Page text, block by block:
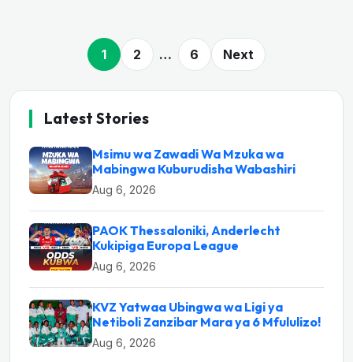
1 2 … 6 Next
Latest Stories
Msimu wa Zawadi Wa Mzuka wa
Mabingwa Kuburudisha Wabashiri
Aug 6, 2026
PAOK Thessaloniki, Anderlecht
Kukipiga Europa League
Aug 6, 2026
KVZ Yatwaa Ubingwa wa Ligi ya
Netiboli Zanzibar Mara ya 6 Mfululizo!
Aug 6, 2026